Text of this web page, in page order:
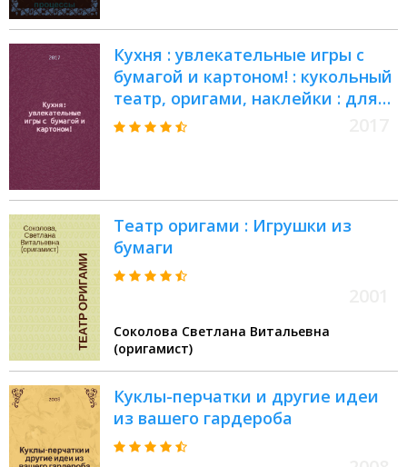
Кухня : увлекательные игры с
бумагой и картоном! : кукольный
театр, оригами, наклейки : для
детей от 3 лет : для чтения
Театр оригами : Игрушки из
бумаги
Соколова Светлана Витальевна
(оригамист)
Куклы-перчатки и другие идеи
из вашего гардероба